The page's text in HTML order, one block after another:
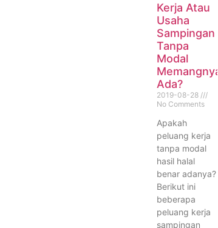
Kerja Atau
Usaha
Sampingan
Tanpa
Modal
Memangnya
Ada?
2019-08-28
No Comments
Apakah
peluang kerja
tanpa modal
hasil halal
benar adanya?
Berikut ini
beberapa
peluang kerja
sampingan